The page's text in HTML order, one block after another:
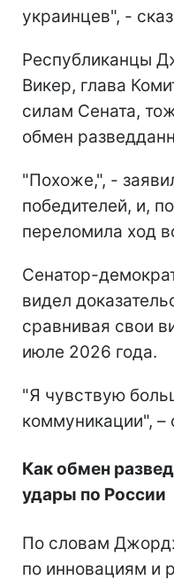
украинцев", -
Республиканцы
Викер, глава
силам Сената,
обмен
"Похоже,", -
победителей, и,
переломила ход
Сенатор-
видел
сравнивая свои
июле 2026 года.
"Я чувствую
коммуникации", –
Как обмен
удары по России
По словам
по инновациям и